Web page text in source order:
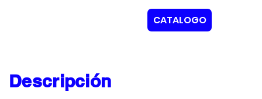
CATALOGO
Descripción